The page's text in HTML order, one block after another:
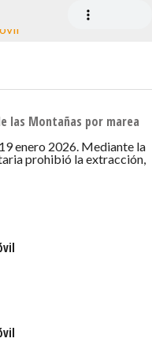
las Montañas por marea
enero 2026. Mediante la
prohibió la extracción,